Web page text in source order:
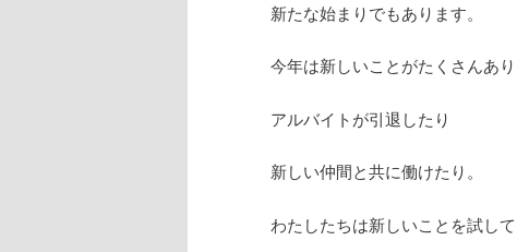
新たな始まりでもあります。
今年は新しいことがたくさんあり
アルバイトが引退したり
新しい仲間と共に働けたり。
わたしたちは新しいことを試して